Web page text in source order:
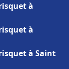
à
à
à Saint